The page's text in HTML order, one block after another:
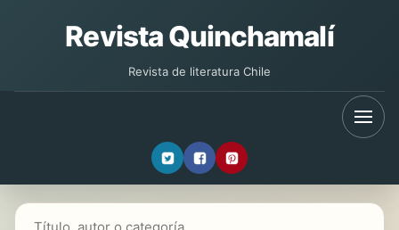
Revista Quinchamalí
Revista de literatura Chile